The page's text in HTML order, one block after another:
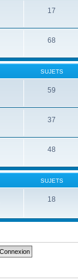
17
68
SUJETS
59
37
48
SUJETS
18